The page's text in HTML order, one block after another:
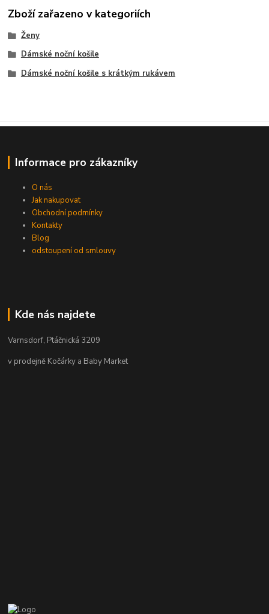
Zboží zařazeno v kategoriích
Ženy
Dámské noční košile
Dámské noční košile s krátkým rukávem
Informace pro zákazníky
O nás
Jak nakupovat
Obchodní podmínky
Kontakty
Blog
odstoupení od smlouvy
Kde nás najdete
Varnsdorf, Ptáčnická 3209
v prodejně Kočárky a Baby Market